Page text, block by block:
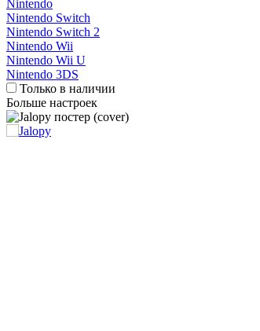
Nintendo
Nintendo Switch
Nintendo Switch 2
Nintendo Wii
Nintendo Wii U
Nintendo 3DS
Только в наличии
Больше настроек